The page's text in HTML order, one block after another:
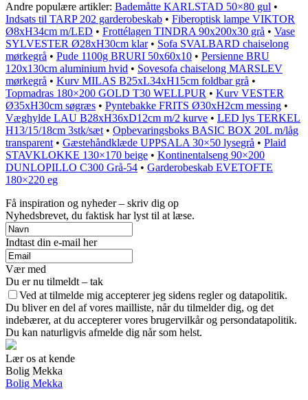
Andre populære artikler: Bademåtte KARLSTAD 50×80 gul •
Indsats til TARP 202 garderobeskab • Fiberoptisk lampe VIKTOR
Ø8xH34cm m/LED • Frottélagen TINDRA 90x200x30 grå • Vase
SYLVESTER Ø28xH30cm klar• Sofa SVALBARD chaiselong
mørkegrå • Pude 1100g BRURI 50x60x10 • Persienne BRU
120x130cm aluminium hvid • Sovesofa chaiselong MARSLEV
mørkegrå • Kurv MILAS B25xL34xH15cm foldbar grå •
Topmadras 180×200 GOLD T30 WELLPUR • Kurv VESTER
Ø35xH30cm søgræs • Pyntebakke FRITS Ø30xH2cm messing •
Væghylde LAU B28xH36xD12cm m/2 kurve • LED lys TERKEL
H13/15/18cm 3stk/sæt• Opbevaringsboks BASIC BOX 20L m/låg
transparent• Gæstehåndklæde UPPSALA 30×50 lysegrå • Plaid
STAVKLOKKE 130×170 beige • Kontinentalseng 90×200
DUNLOPILLO C300 Grå-54 • Garderobeskab EVETOFTE
180×220 eg
Få inspiration og nyheder – skriv dig op
Nyhedsbrevet, du faktisk har lyst til at læse.
Indtast din e-mail her
Vær med
Du er nu tilmeldt – tak
Ved at tilmelde mig accepterer jeg sidens regler og datapolitik.
Du bliver en del af vores mailliste, når du tilmelder dig, og det
indebærer, at du accepterer vores brugervilkår og persondatapolitik.
Du kan naturligvis afmelde dig når som helst.
Lær os at kende
Bolig Mekka
Bolig Mekka